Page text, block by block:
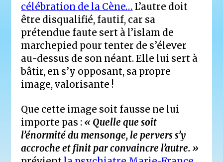
célébration de la Cène… L’autre doit
être disqualifié, fautif, car sa
prétendue faute sert à l’islam de
marchepied pour tenter de s’élever
au-dessus de son néant. Elle lui sert à
bâtir, en s’y opposant, sa propre
image, valorisante !
Que cette image soit fausse ne lui
importe pas : « Quelle que soit
l’énormité du mensonge, le pervers s’y
accroche et finit par convaincre l’autre. »